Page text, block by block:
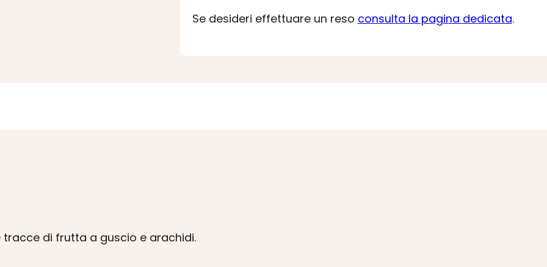
Se desideri effettuare un reso consulta la pagina dedicata.
di frutta a guscio e arachidi.